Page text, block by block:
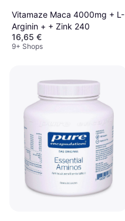
Vitamaze Maca 4000mg + L-
Arginin + + Zink 240
16,65 €
9+ Shops